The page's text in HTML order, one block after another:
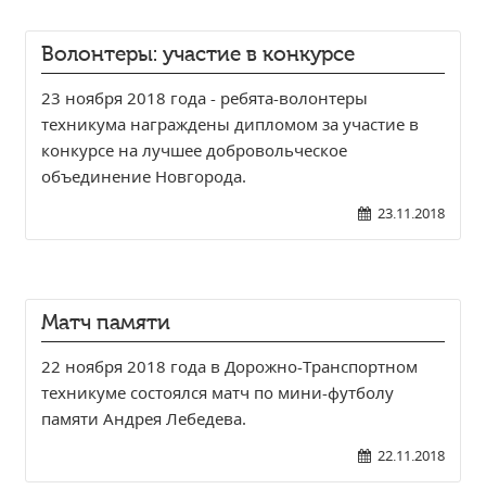
Волонтеры: участие в конкурсе
23 ноября 2018 года - ребята-волонтеры
техникума награждены дипломом за участие в
конкурсе на лучшее добровольческое
объединение Новгорода.
23.11.2018
Матч памяти
22 ноября 2018 года в Дорожно-Транспортном
техникуме состоялся матч по мини-футболу
памяти Андрея Лебедева.
22.11.2018